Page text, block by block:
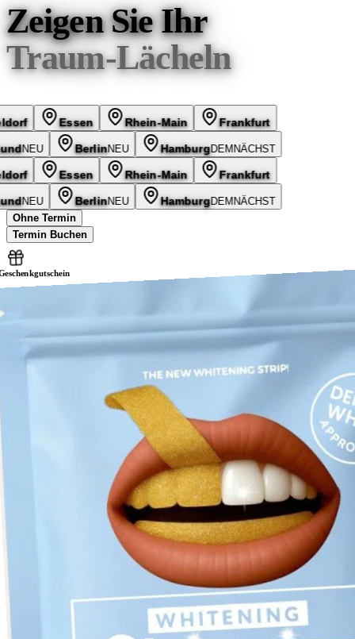
Zeigen Sie Ihr
weißes Lächeln
Düsseldorf Essen Rhein-Main
DortmundNEU BerlinNEU HamburgDEMNÄCHST
Düsseldorf Essen Rhein-Main
DortmundNEU BerlinNEU HamburgDEMNÄCHST
Ohne Termin
Termin Buchen
Geschenkgutschein